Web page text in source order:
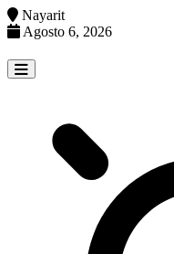
Nayarit
Agosto 6, 2026
to
content